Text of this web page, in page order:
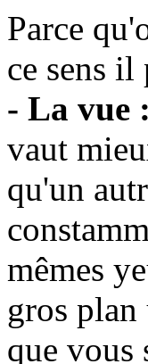
Parce
ce sens il
- La vue :
vaut
qu'un
mêmes
gros plan
que vous